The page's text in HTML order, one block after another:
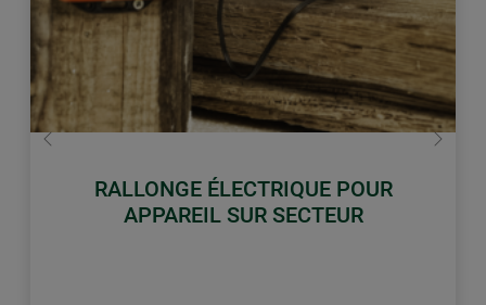
RALLONGE ÉLECTRIQUE POUR
APPAREIL SUR SECTEUR
retour